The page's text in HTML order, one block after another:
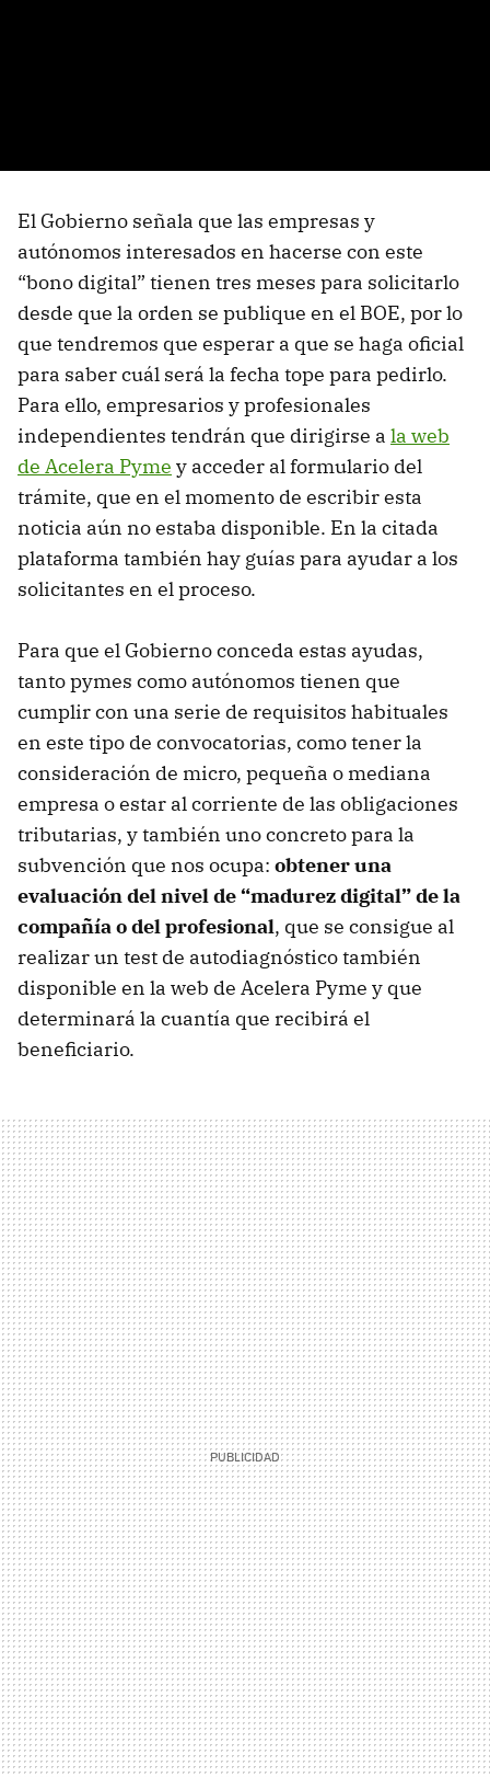
El Gobierno señala que las empresas y
autónomos interesados en hacerse con este
“bono digital” tienen tres meses para solicitarlo
desde que la orden se publique en el BOE, por lo
que tendremos que esperar a que se haga oficial
para saber cuál será la fecha tope para pedirlo.
Para ello, empresarios y profesionales
independientes tendrán que dirigirse a la web
de Acelera Pyme y acceder al formulario del
trámite, que en el momento de escribir esta
noticia aún no estaba disponible. En la citada
plataforma también hay guías para ayudar a los
solicitantes en el proceso.
Para que el Gobierno conceda estas ayudas,
tanto pymes como autónomos tienen que
cumplir con una serie de requisitos habituales
en este tipo de convocatorias, como tener la
consideración de micro, pequeña o mediana
empresa o estar al corriente de las obligaciones
tributarias, y también uno concreto para la
subvención que nos ocupa: obtener una
evaluación del nivel de “madurez digital” de la
compañía o del profesional, que se consigue al
realizar un test de autodiagnóstico también
disponible en la web de Acelera Pyme y que
determinará la cuantía que recibirá el
beneficiario.